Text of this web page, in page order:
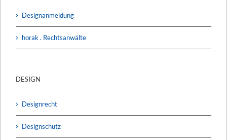
Designanmeldung
horak . Rechtsanwälte
DESIGN
Designrecht
Designschutz